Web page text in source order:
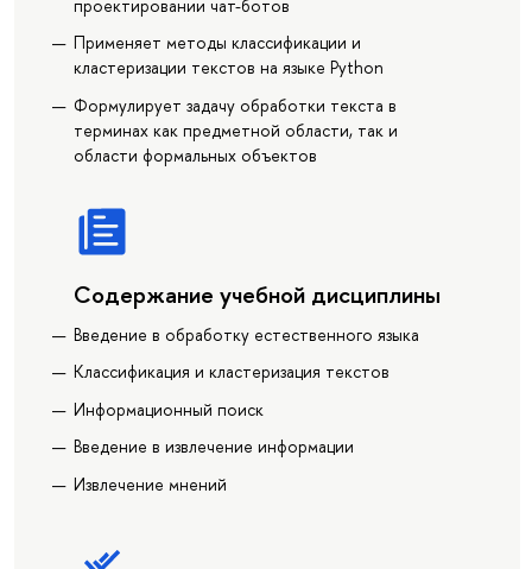
проектировании чат-ботов
Применяет методы классификации и
кластеризации текстов на языке Python
Формулирует задачу обработки текста в
терминах как предметной области, так и
области формальных объектов
Содержание учебной дисциплины
Введение в обработку естественного языка
Классификация и кластеризация текстов
Информационный поиск
Введение в извлечение информации
Извлечение мнений